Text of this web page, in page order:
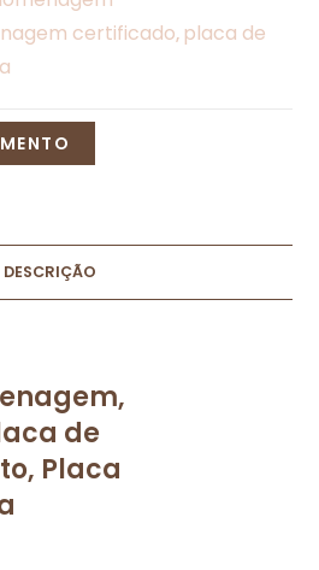
certificado, placa de
DESCRIÇÃO
de
Placa